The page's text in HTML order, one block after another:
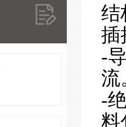
结
插
-
流
-
料